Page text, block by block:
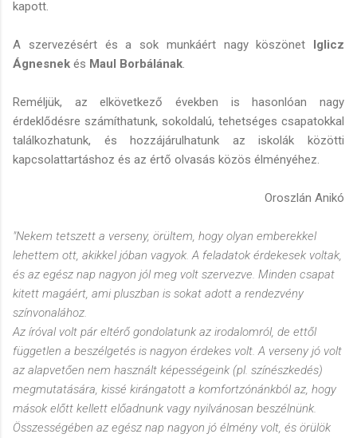
kapott.
A szervezésért és a sok munkáért nagy köszönet Iglicz
Ágnesnek és Maul Borbálának
Reméljük, az elkövetkező években is hasonlóan nagy
érdeklődésre számíthatunk, sokoldalú, tehetséges csapatokkal
találkozhatunk, és hozzájárulhatunk az iskolák közötti
kapcsolattartáshoz és az értő olvasás közös élményéhez.
Oroszlán Anikó
"Nekem tetszett a verseny, örültem, hogy olyan emberekkel
lehettem ott, akikkel jóban vagyok. A feladatok érdekesek voltak,
és az egész nap nagyon jól meg volt szervezve. Minden csapat
kitett magáért, ami pluszban is sokat adott a rendezvény
színvonalához.
Az íróval volt pár eltérő gondolatunk az irodalomról, de ettől
független a beszélgetés is nagyon érdekes volt. A verseny jó volt
az alapvetően nem használt képességeink (pl. színészkedés)
megmutatására, kissé kirángatott a komfortzónánkból az, hogy
mások előtt kellett előadnunk vagy nyilvánosan beszélnünk.
Összességében az egész nap nagyon jó élmény volt, és örülök